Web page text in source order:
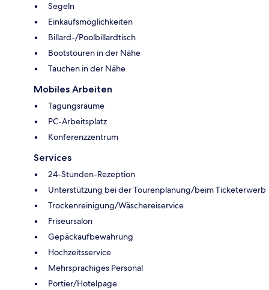
Segeln
Einkaufsmöglichkeiten
Billard-/Poolbillardtisch
Bootstouren in der Nähe
Tauchen in der Nähe
Mobiles Arbeiten
Tagungsräume
PC-Arbeitsplatz
Konferenzzentrum
Services
24-Stunden-Rezeption
Unterstützung bei der Tourenplanung/beim Ticketerwerb
Trockenreinigung/Wäschereiservice
Friseursalon
Gepäckaufbewahrung
Hochzeitsservice
Mehrsprachiges Personal
Portier/Hotelpage